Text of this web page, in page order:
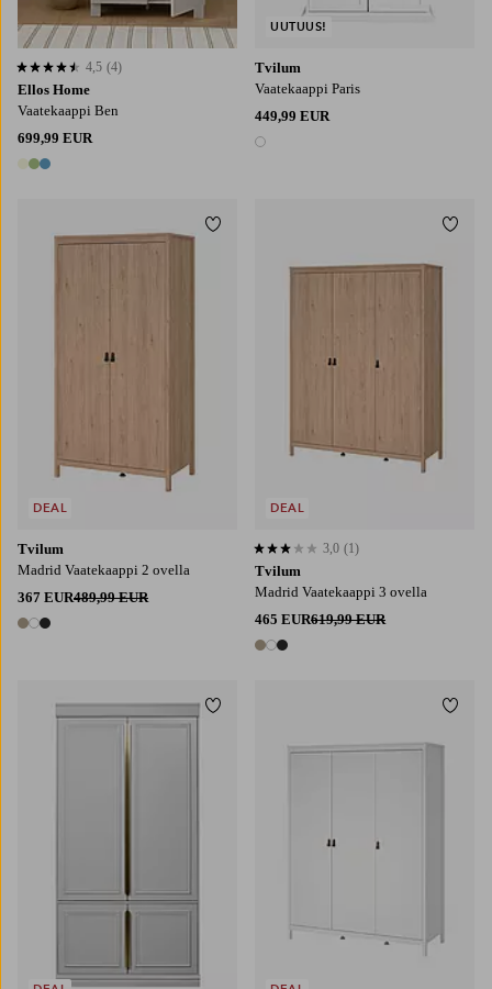
Ellos Home
Vaatekaappi Ben
699,99 EUR
3 värejä
4,5 perustuen 4 arvosanaan
4,5 (4)
Tvilum
Vaatekaappi Paris
449,99 EUR
1 väri
UUTUUS!
Tvilum
Madrid Vaatekaappi 2 ovella
367 EUR489,99 EUR
3 värejä
DEAL
Lisää suosikkeihin
Tvilum
Madrid Vaatekaappi 3 ovella
465 EUR619,99 EUR
3 värejä
3,0 perustuen 1 arvosanaan
3,0 (1)
DEAL
Lisää suosikkeihin